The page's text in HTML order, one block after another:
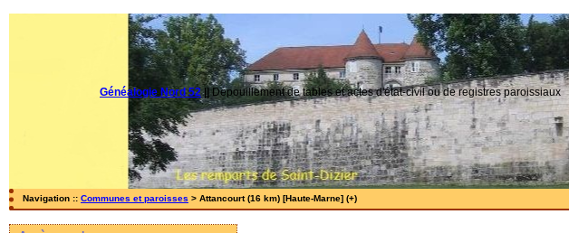
Généalogie Nord 52|| Dépouillement de tables et actes d'état-civil ou de registres paroissiaux
Navigation :: Communes et paroisses > Attancourt (16 km) [Haute-Marne] (+)